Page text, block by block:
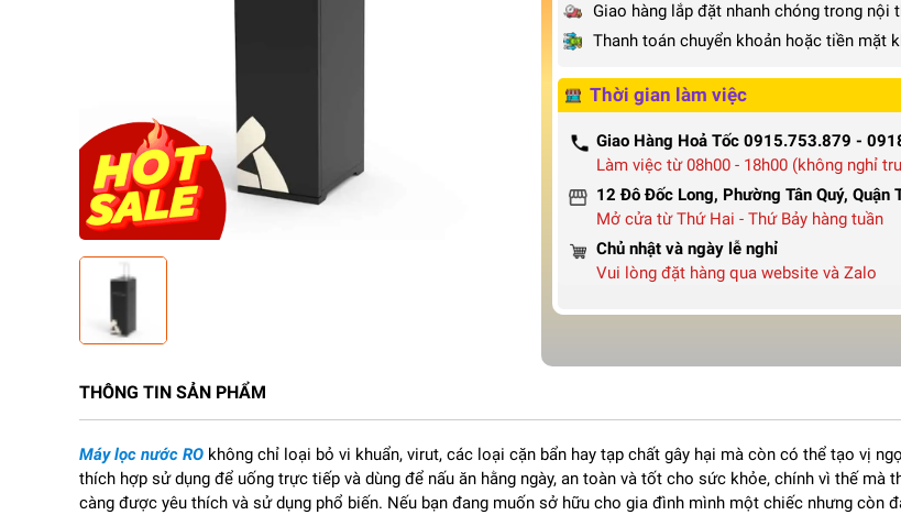
Giao hàng lắp đặt nhanh chóng trong nội
Thanh toán chuyển khoản hoặc tiền mặt
Thời gian làm việc
Giao Hàng Hoả Tốc 0915.753.879 -
Làm việc từ 08h00 - 18h00 (không nghỉ
12 Đô Đốc Long, Phường Tân Quý, Quận
Mở cửa từ Thứ Hai - Thứ Bảy hàng tuần
Chủ nhật và ngày lễ nghỉ
Vui lòng đặt hàng qua website và Zalo
THÔNG TIN SẢN PHẨM
Máy lọc nước RO không chỉ loại bỏ vi khuẩn, virut, các loại cặn bẩn hay tạp chất gây hại mà còn có thể tạo vị
thích hợp sử dụng để uống trực tiếp và dùng để nấu ăn hằng ngày, an toàn và tốt cho sức khỏe, chính vì thế mà
càng được yêu thích và sử dụng phổ biến. Nếu bạn đang muốn sở hữu cho gia đình mình một chiếc nhưng còn